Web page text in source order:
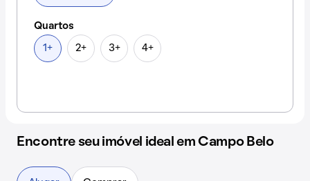
Quartos
1+ 2+ 3+ 4+
Encontre seu imóvel ideal em Campo Belo